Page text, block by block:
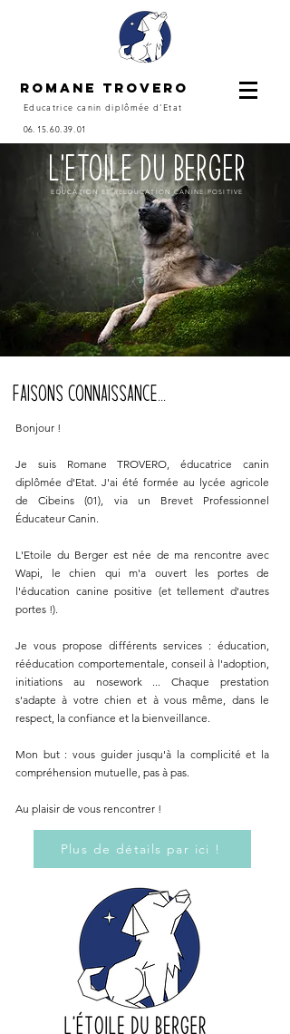
ROMANE TROVERO
Educatrice canin diplômée d'Etat
06. 15. 60. 39. 01
L'ETOILE DU BERGER
EDUCATION ET REEDUCATION CANINE POSITIVE
Faisons connaissance...
Bonjour !
Je suis Romane TROVERO, éducatrice canin
diplômée d'Etat. J'ai été formée au lycée agricole
de Cibeins (01), via un Brevet Professionnel
Éducateur Canin.
L'Etoile du Berger est née de ma rencontre avec
Wapi, le chien qui m'a ouvert les portes de
l'éducation canine positive (et tellement d'autres
portes !).
Je vous propose différents services : éducation,
rééducation comportementale, conseil à l'adoption,
initiations au nosework ... Chaque prestation
s'adapte à votre chien et à vous même, dans le
respect, la confiance et la bienveillance.
Mon but : vous guider jusqu'à la complicité et la
compréhension mutuelle, pas à pas.
Au plaisir de vous rencontrer !
Plus de détails par ici !